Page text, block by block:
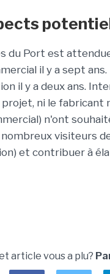
du Port est
il y a sept
il y a deux ans.
ni le fabricant
n'ont
visiteurs
et contribuer à
article vous a plu?